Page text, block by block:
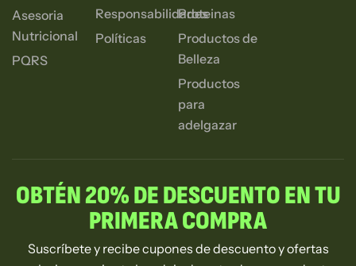
Asesoria
Nutricional
PQRS
Responsabilidades
Políticas
Proteinas
Productos de
Belleza
Productos
para
adelgazar
OBTÉN 20% DE DESCUENTO EN TU
PRIMERA COMPRA
Suscríbete y recibe cupones de descuento y ofertas